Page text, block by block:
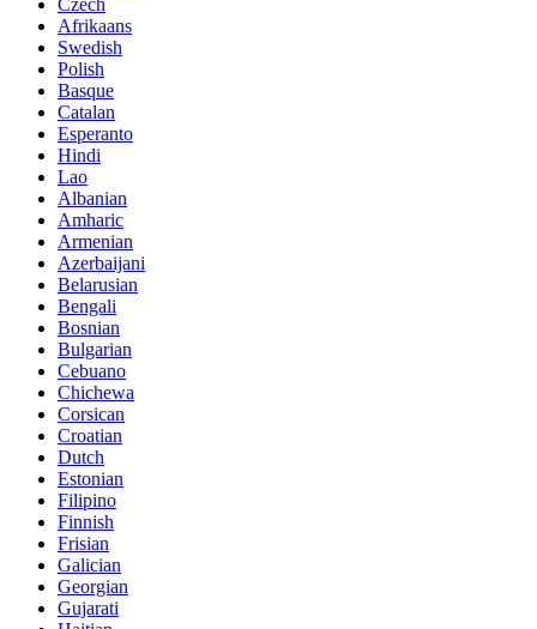
Afrikaans
Swedish
Polish
Basque
Catalan
Esperanto
Hindi
Lao
Albanian
Amharic
Armenian
Azerbaijani
Belarusian
Bengali
Bosnian
Bulgarian
Cebuano
Chichewa
Corsican
Croatian
Dutch
Estonian
Filipino
Finnish
Frisian
Galician
Georgian
Gujarati